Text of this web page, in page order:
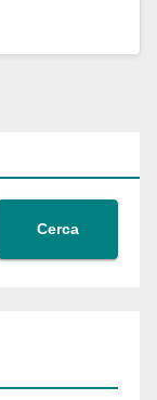
Cerca